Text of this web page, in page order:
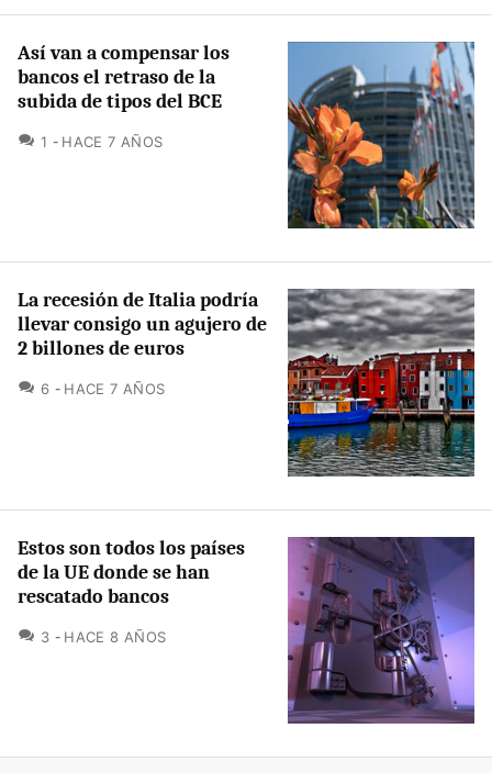
Así van a compensar los
bancos el retraso de la
subida de tipos del BCE
1 COMENTARIOS
HACE 7 AÑOS
La recesión de Italia podría
llevar consigo un agujero de
2 billones de euros
6 COMENTARIOS
HACE 7 AÑOS
Estos son todos los países
de la UE donde se han
rescatado bancos
3 COMENTARIOS
HACE 8 AÑOS